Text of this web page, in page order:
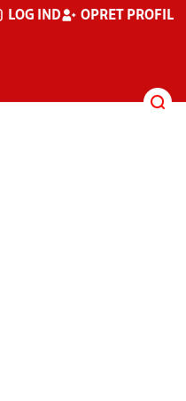
LOG IND OPRET PROFIL